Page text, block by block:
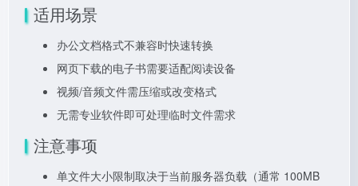
适用场景
办公文档格式不兼容时快速转换
网页下载的电子书需要适配阅读设备
视频/音频文件需压缩或改变格式
无需专业软件即可处理临时文件需求
注意事项
单文件大小限制取决于当前服务器负载（通常 100MB